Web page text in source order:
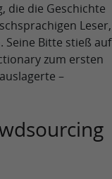
die die Geschichte
Leser,
Seine Bitte stieß auf
zum ersten
–